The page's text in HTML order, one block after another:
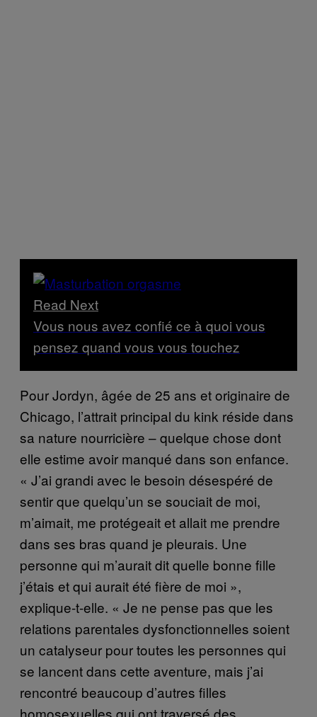
Read Next
Vous nous avez confié ce à quoi vous
pensez quand vous vous touchez
Pour Jordyn, âgée de 25 ans et originaire de
Chicago, l’attrait principal du kink réside dans
sa nature nourricière – quelque chose dont
elle estime avoir manqué dans son enfance.
« J’ai grandi avec le besoin désespéré de
sentir que quelqu’un se souciait de moi,
m’aimait, me protégeait et allait me prendre
dans ses bras quand je pleurais. Une
personne qui m’aurait dit quelle bonne fille
j’étais et qui aurait été fière de moi »,
explique-t-elle. « Je ne pense pas que les
relations parentales dysfonctionnelles soient
un catalyseur pour toutes les personnes qui
se lancent dans cette aventure, mais j’ai
rencontré beaucoup d’autres filles
homosexuelles qui ont traversé des